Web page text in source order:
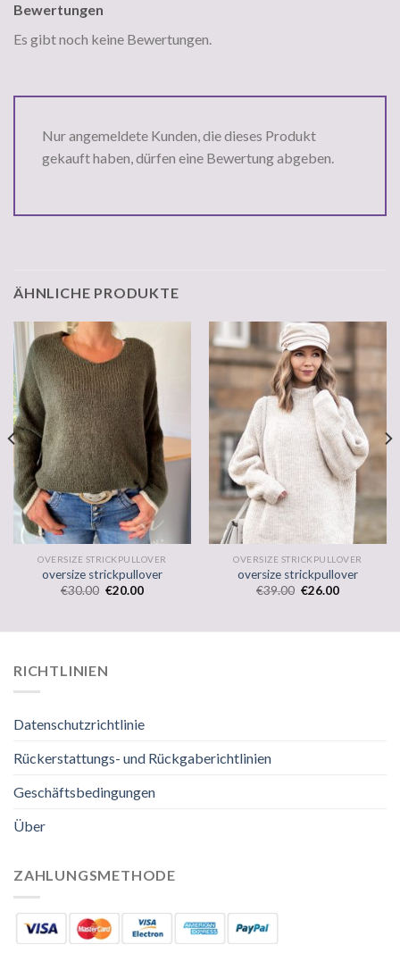
Bewertungen
Es gibt noch keine Bewertungen.
Nur angemeldete Kunden, die dieses Produkt
gekauft haben, dürfen eine Bewertung abgeben.
ÄHNLICHE PRODUKTE
OVERSIZE STRICKPULLOVER
oversize strickpullover
€30.00 €20.00
OVERSIZE STRICKPULLOVER
oversize strickpullover
€39.00 €26.00
RICHTLINIEN
Datenschutzrichtlinie
Rückerstattungs- und Rückgaberichtlinien
Geschäftsbedingungen
Über
ZAHLUNGSMETHODE